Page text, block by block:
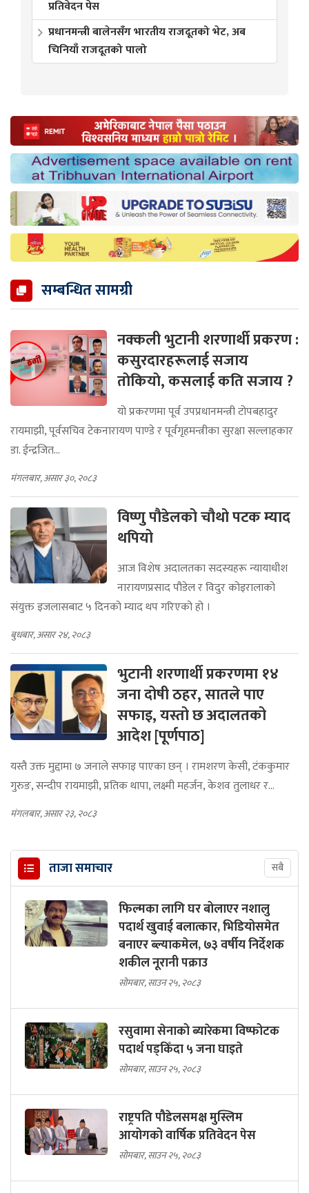
प्रतिवेदन पेस
प्रधानमन्त्री बालेनसँग भारतीय राजदूतको भेट, अब
चिनियाँ राजदूतको पालो
सम्बन्धित सामग्री
नक्कली भुटानी शरणार्थी प्रकरण :
कसुरदारहरूलाई सजाय
ताेकियाे, कसलाई कति सजाय ?
यो प्रकरणमा पूर्व उपप्रधानमन्त्री टोपबहादुर
रायमाझी, पूर्वसचिव टेकनारायण पाण्डे र पूर्वगृहमन्त्रीका सुरक्षा सल्लाहकार
डा. ईन्द्रजित...
मंगलबार, असार ३०, २०८३
विष्णु पौडेलको चौथो पटक म्याद
थपियो
आज विशेष अदालतका सदस्यहरू न्यायाधीश
नारायणप्रसाद पौडेल र विदुर कोइरालाको
संयुक्त इजलासबाट ५ दिनको म्याद थप गरिएको हो ।
बुधबार, असार २४, २०८३
भुटानी शरणार्थी प्रकरणमा १४
जना दोषी ठहर, सातले पाए
सफाइ, यस्तो छ अदालतको
आदेश [पूर्णपाठ]
यस्तै उक्त मुद्दामा ७ जनाले सफाइ पाएका छन् । रामशरण केसी, टंककुमार
गुरुङ, सन्दीप रायमाझी, प्रतिक थापा, लक्ष्मी महर्जन, केशव तुलाधर र...
मंगलबार, असार २३, २०८३
ताजा समाचार सबै
फिल्मका लागि घर बोलाएर नशालु
पदार्थ खुवाई बलात्कार, भिडियोसमेत
बनाएर ब्ल्याकमेल, ७३ वर्षीय निर्देशक
शकील नूरानी पक्राउ
सोमबार, साउन २५, २०८३
रसुवामा सेनाको ब्यारेकमा विष्फोटक
पदार्थ पड्किँदा ५ जना घाइते
सोमबार, साउन २५, २०८३
राष्ट्रपति पौडेलसमक्ष मुस्लिम
आयोगको वार्षिक प्रतिवेदन पेस
सोमबार, साउन २५, २०८३